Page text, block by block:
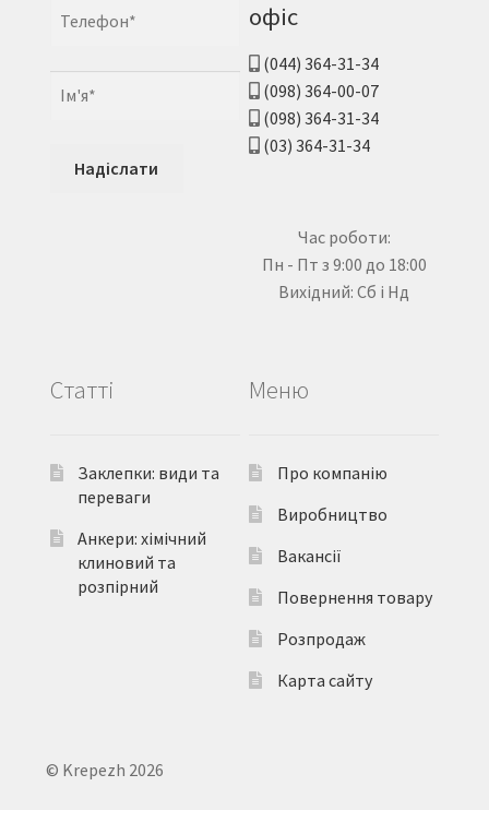
офіс
(044) 364-31-34
(098) 364-00-07
(098) 364-31-34
(03) 364-31-34
Час роботи:
Пн - Пт з 9:00 до 18:00
Вихідний: Сб і Нд
Статті
Заклепки: види та
переваги
Анкери: хімічний
клиновий та
розпірний
Меню
Про компанію
Виробництво
Вакансії
Повернення товару
Розпродаж
Карта сайту
© Krepezh 2026